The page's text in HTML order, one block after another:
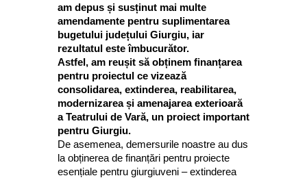
am depus și susținut mai multe
amendamente pentru suplimentarea
bugetului județului Giurgiu, iar
rezultatul este îmbucurător.
Astfel, am reușit să obținem finanțarea
pentru proiectul ce vizează
consolidarea, extinderea, reabilitarea,
modernizarea și amenajarea exterioară
a Teatrului de Vară, un proiect important
pentru Giurgiu.
De asemenea, demersurile noastre au dus
la obținerea de finanțări pentru proiecte
esențiale pentru giurgiuveni – extinderea